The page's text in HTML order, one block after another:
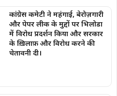
कांग्रेस कमेटी ने महंगाई, बेरोज़गारी
और पेपर लीक के मुद्दों पर भिलोडा
में विरोध प्रदर्शन किया और सरकार
के ख़िलाफ़ और विरोध करने की
चेतावनी दी।